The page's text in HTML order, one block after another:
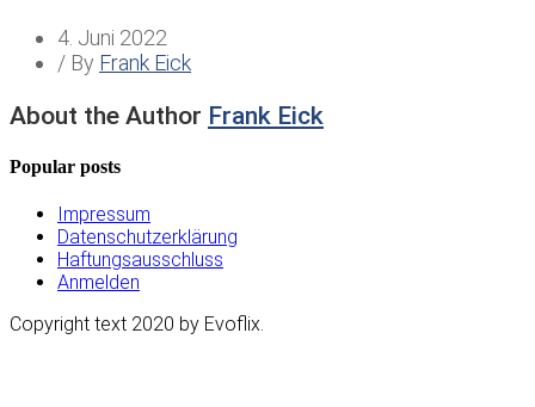
4. Juni 2022
/ By Frank Eick
About the Author Frank Eick
Popular posts
Impressum
Datenschutzerklärung
Haftungsausschluss
Anmelden
Copyright text 2020 by Evoflix.